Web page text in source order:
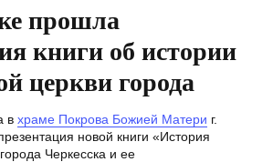
прошла
книги об истории
церкви города
в храме Покрова Божией Матери г.
новой книги «История
Черкесска и ее